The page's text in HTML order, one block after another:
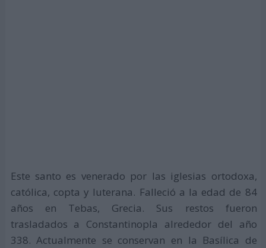
Este santo es venerado por las iglesias ortodoxa,
católica, copta y luterana. Falleció a la edad de 84
años en Tebas, Grecia. Sus restos fueron
trasladados a Constantinopla alrededor del año
338. Actualmente se conservan en la Basílica de